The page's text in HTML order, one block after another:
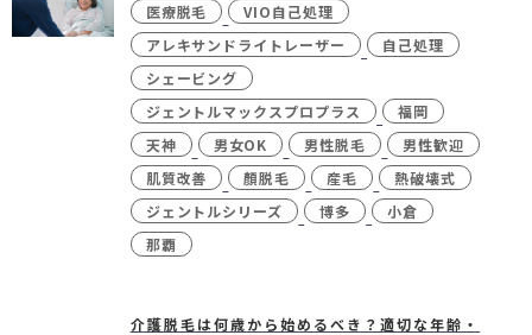
医療脱毛
VIO自己処理
アレキサンドライトレーザー
自己処理
シェービング
ジェントルマックスプロプラス
福岡
天神
男女OK 男性脱毛
男性歓迎
肌質改善
顏脱毛 産毛
熱破壊式
ジェントルシリーズ
博多
小倉
那覇
介護脱毛は何歳から始めるべき？適切な年齢・